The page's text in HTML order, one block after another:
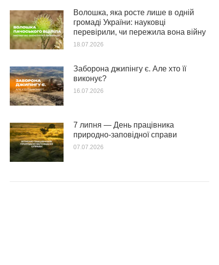
Волошка, яка росте лише в одній
громаді України: науковці
перевірили, чи пережила вона війну
18.07.2026
Заборона джипінгу є. Але хто її
виконує?
16.07.2026
7 липня — День працівника
природно-заповідної справи
07.07.2026